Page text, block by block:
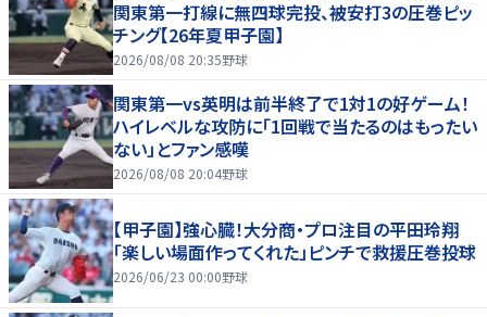
関東第一打線に無四球完投、被安打3の圧巻ピッ
チング【26年夏甲子園】
2026/08/08 20:35野球
関東第一vs英明は前半終了で1対1の好ゲーム！
ハイレベルな攻防に「1回戦で当たるのはもったい
ない」とファン感嘆
2026/08/08 20:04野球
【甲子園】強心臓！大分商・プロ注目の平田玲翔
「楽しい場面作ってくれた」ピンチで救援圧巻投球
2026/06/23 00:00野球